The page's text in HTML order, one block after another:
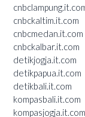
cnbckaltim.it.com
cnbcmedan.it.com
cnbckalbar.it.com
detikjogja.it.com
detikpapua.it.com
detikbali.it.com
kompasbali.it.com
kompasjogja.it.com